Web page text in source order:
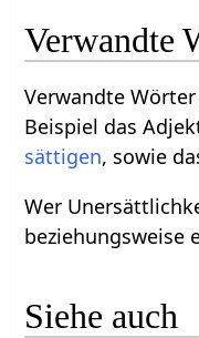
Verwandte
Verwandte
Beispiel das
sättigen, sowie
Wer
beziehungsweise
Siehe auch